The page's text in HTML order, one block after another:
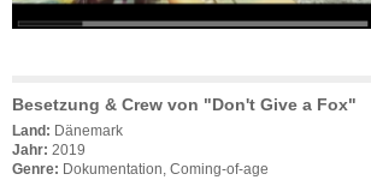
Besetzung & Crew von "Don't Give a Fox"
Land: Dänemark
Jahr: 2019
Genre: Dokumentation, Coming-of-age